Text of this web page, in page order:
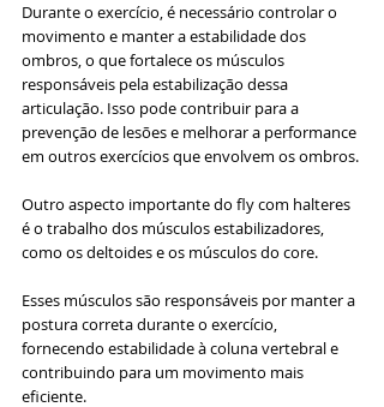
Durante o exercício, é necessário controlar o
movimento e manter a estabilidade dos
ombros, o que fortalece os músculos
responsáveis pela estabilização dessa
articulação. Isso pode contribuir para a
prevenção de lesões e melhorar a performance
em outros exercícios que envolvem os ombros.
Outro aspecto importante do fly com halteres
é o trabalho dos músculos estabilizadores,
como os deltoides e os músculos do core.
Esses músculos são responsáveis por manter a
postura correta durante o exercício,
fornecendo estabilidade à coluna vertebral e
contribuindo para um movimento mais
eficiente.